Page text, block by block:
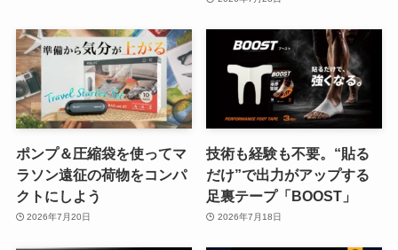
ポンプ＆圧縮袋を使ってマ
ラソン遠征の荷物をコンパ
クトにしよう
2026年7月20日
技術も経験も不要。“貼る
だけ”で出力がアップする
足裏テープ「BOOST」
2026年7月18日